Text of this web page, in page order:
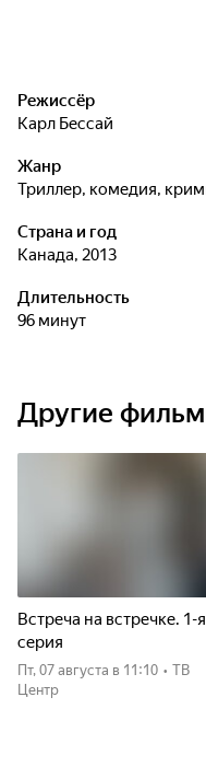
Режиссёр
Карл Бессай
Жанр
триллер, комедия,
Страна и год
Канада, 2013
Длительность
96 минут
Другие
Встреча на встречке. 1-я
серия
пт, 07 августа в 11:10 • ТВ
Центр